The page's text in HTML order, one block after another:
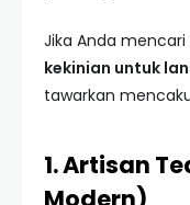
Jika Anda mencari
kekinian untuk
tawarkan
1. Artisan